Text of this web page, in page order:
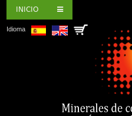
INICIO
Idioma